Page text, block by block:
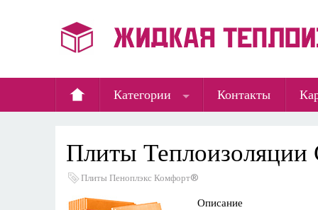
Категории Контакты
Плиты Теплоизоляции
Плиты Пеноплэкс Комфорт®
Описание